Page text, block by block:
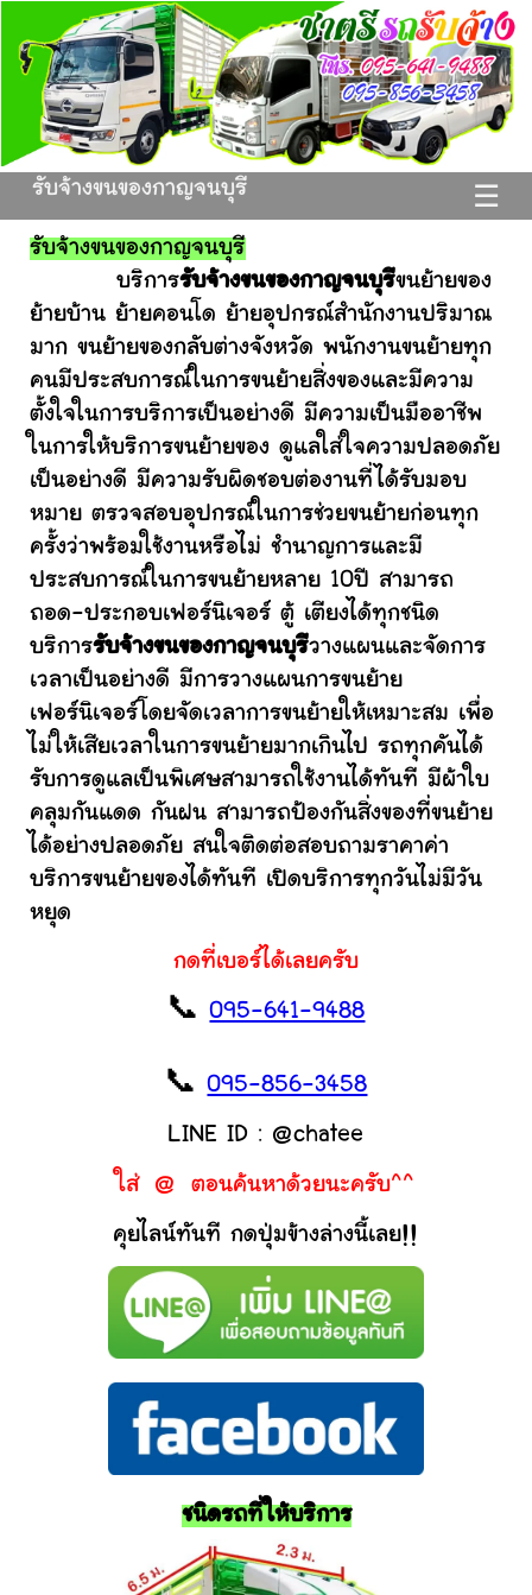
☰
รับจ้างขนของกาญจนบุรี
รับจ้างขนของกาญจนบุรี
บริการรับจ้างขนของกาญจนบุรีขนย้ายของ
ย้ายบ้าน ย้ายคอนโด ย้ายอุปกรณ์สำนักงานปริมาณ
มาก ขนย้ายของกลับต่างจังหวัด พนักงานขนย้ายทุก
คนมีประสบการณ์ในการขนย้ายสิ่งของและมีความ
ตั้งใจในการบริการเป็นอย่างดี มีความเป็นมืออาชีพ
ในการให้บริการขนย้ายของ ดูแลใส่ใจความปลอดภัย
เป็นอย่างดี มีความรับผิดชอบต่องานที่ได้รับมอบ
หมาย ตรวจสอบอุปกรณ์ในการช่วยขนย้ายก่อนทุก
ครั้งว่าพร้อมใช้งานหรือไม่ ชำนาญการและมี
ประสบการณ์ในการขนย้ายหลาย 10ปี สามารถ
ถอด-ประกอบเฟอร์นิเจอร์ ตู้ เตียงได้ทุกชนิด
บริการรับจ้างขนของกาญจนบุรีวางแผนและจัดการ
เวลาเป็นอย่างดี มีการวางแผนการขนย้าย
เฟอร์นิเจอร์โดยจัดเวลาการขนย้ายให้เหมาะสม เพื่อ
ไม่ให้เสียเวลาในการขนย้ายมากเกินไป รถทุกคันได้
รับการดูแลเป็นพิเศษสามารถใช้งานได้ทันที มีผ้าใบ
คลุมกันแดด กันฝน สามารถป้องกันสิ่งของที่ขนย้าย
ได้อย่างปลอดภัย สนใจติดต่อสอบถามราคาค่า
บริการขนย้ายของได้ทันที เปิดบริการทุกวันไม่มีวัน
หยุด
กดที่เบอร์ได้เลยครับ
📞095-641-9488
📞095-856-3458
LINE ID : @chatee
ใส่ @ ตอนค้นหาด้วยนะครับ^^
คุยไลน์ทันที กดปุ่มข้างล่างนี้เลย!!
ชนิดรถที่ให้บริการ